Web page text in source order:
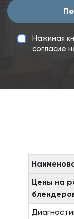
Нажимая
согласие
Цены на